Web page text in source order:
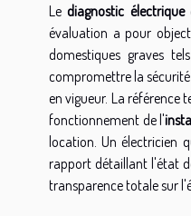
Lediagnostic électrique
évaluation a pour
domestiques graves
compromettre la
en vigueur. La référence
fonctionnement de l'
location. Un électricien
rapport détaillant l'état
transparence totale sur